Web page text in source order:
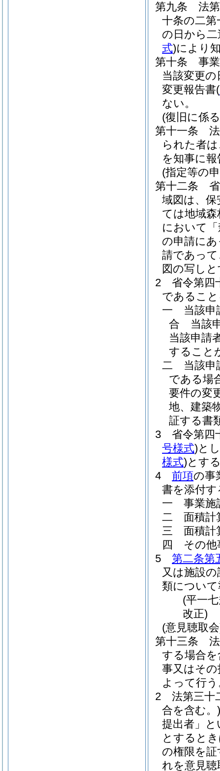
第九条
法
十条の二
の日から二
式)により
第十条
事
当該変更
変更報告書(
ない。
(復旧に係
第十一条
られた者
を知事に
(指定等の
第十二条
域図は、
ては地域
において
の申請に
請であっ
図の写し
2
省令第四
であるこ
一
当該
合 当該
当該申請
すること
二
当該
である場
要件の変
地、建築
証する書
3
省令第四
号様式)と
様式)とす
4
前項の事
書を添付
一
事業施
二
面積計
三
面積計
四
その
5
第二条第
又は施設
類につい
(平一
改正)
(意見聴取
第十三条
する場合
事又はそ
よって行
2
法第三十
合を含む。)
提出者」と
とすると
の権限を
れを意見